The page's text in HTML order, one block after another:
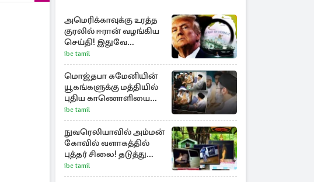
அமெரிக்காவுக்கு உரத்த
குரலில் ஈரான் வழங்கிய
செய்தி! இதுவே
ஹோர்முஸ்
திறப்புக்கான நிபந்தனை
ibc tamil
மொஜ்தபா கமேனியின்
யூகங்களுக்கு மத்தியில்
புதிய காணொளியை
பகிர்ந்தது ஈரான்
ibc tamil
நுவரெலியாவில் அம்மன்
கோவில் வளாகத்தில்
புத்தர் சிலை! தடுத்து
நிறுத்திய கிராம மக்கள்
ibc tamil